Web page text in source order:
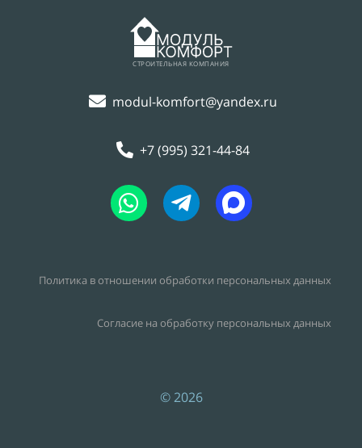
СТРОИТЕЛЬНАЯ КОМПАНИЯ
modul-komfort@yandex.ru
+7 (995) 321-44-84
Политика в отношении обработки персональных данных
Согласие на обработку персональных данных
© 2026